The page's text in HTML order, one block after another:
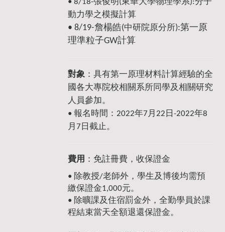
• 8/18-張俊明(東華大學物理學系):分子
動力學之模擬計算
• 8/19-詹楊皓(中研院原分所):第一原
理準粒子GW計算
對象 ：具有第一原理材料計算經驗的全
國各大專院校相關系所同學及相關研究
人員參加。
• 報名時間：2022年7月22日-2022年8
月7日截止。
費用 ：免註冊費，收保證金
• 除教授/老師外，學生及博後均需預
繳保證金1,000元。
• 除曠課及住宿罰金外，全勤學員於課
程結束當天全額退還保證金。